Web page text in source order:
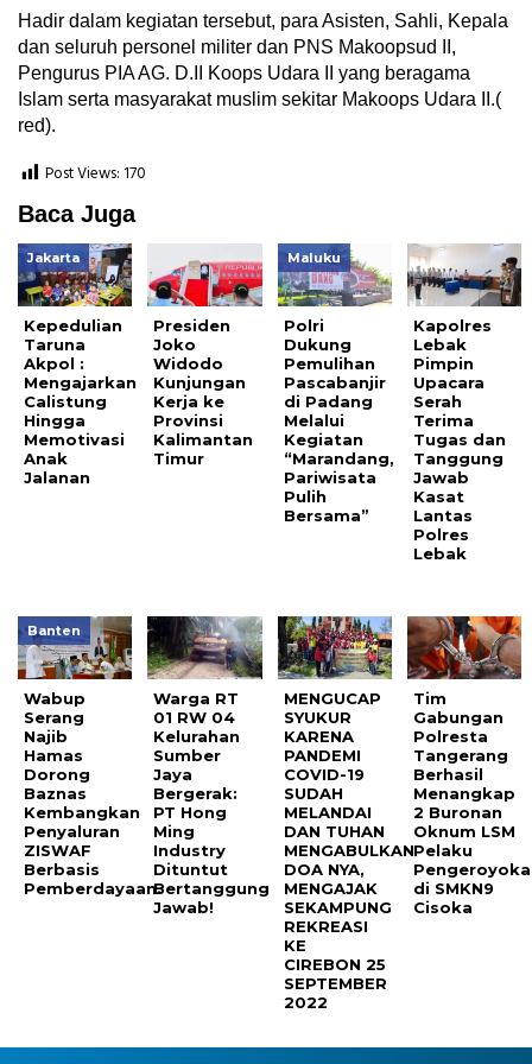
Hadir dalam kegiatan tersebut, para Asisten, Sahli, Kepala
dan seluruh personel militer dan PNS Makoopsud II,
Pengurus PIA AG. D.II Koops Udara II yang beragama
Islam serta masyarakat muslim sekitar Makoops Udara II.(
red).
Post Views: 170
Baca Juga
Jakarta
Kepedulian
Taruna
Akpol :
Mengajarkan
Calistung
Hingga
Memotivasi
Anak
Jalanan
Presiden
Joko
Widodo
Kunjungan
Kerja ke
Provinsi
Kalimantan
Timur
Maluku
Polri
Dukung
Pemulihan
Pascabanjir
di Padang
Melalui
Kegiatan
“Marandang,
Pariwisata
Pulih
Bersama”
Kapolres
Lebak
Pimpin
Upacara
Serah
Terima
Tugas dan
Tanggung
Jawab
Kasat
Lantas
Polres
Lebak
Banten
Wabup
Serang
Najib
Hamas
Dorong
Baznas
Kembangkan
Penyaluran
ZISWAF
Berbasis
Pemberdayaan.
Warga RT
01 RW 04
Kelurahan
Sumber
Jaya
Bergerak:
PT Hong
Ming
Industry
Dituntut
Bertanggung
Jawab!
MENGUCAP
SYUKUR
KARENA
PANDEMI
COVID-19
SUDAH
MELANDAI
DAN TUHAN
MENGABULKAN
DOA NYA,
MENGAJAK
SEKAMPUNG
REKREASI
KE
CIREBON 25
SEPTEMBER
2022
Tim
Gabungan
Polresta
Tangerang
Berhasil
Menangkap
2 Buronan
Oknum LSM
Pelaku
di SMKN9
Cisoka